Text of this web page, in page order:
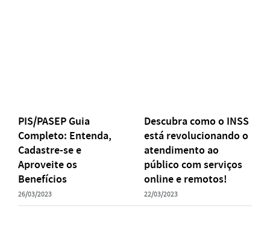
PIS/PASEP Guia
Completo: Entenda,
Cadastre-se e
Aproveite os
Benefícios
26/03/2023
Descubra como o INSS
está revolucionando o
atendimento ao
público com serviços
online e remotos!
22/03/2023